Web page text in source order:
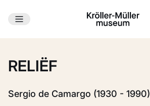
Ga naar hoofdinhoud
RELIËF
Sergio de Camargo (1930 - 1990)